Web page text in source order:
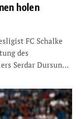
holen
FC Schalke
des
Serdar Dursun…